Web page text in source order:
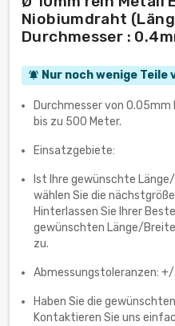
Niobiumdraht
Durchmesser :
notifications_active Nur noch wenige
Durchmesser von 0.05mm
bis zu 500 Meter.
Einsatzgebiete:
Ist Ihre gewünschte
wählen Sie die
Hinterlassen Sie Ihrer
gewünschten Länge/
zu.
Abmessungstoleranzen:
Haben Sie die
Kontaktieren Sie uns